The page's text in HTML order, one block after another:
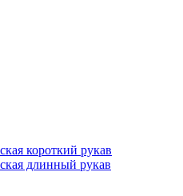
короткий рукав
длинный рукав